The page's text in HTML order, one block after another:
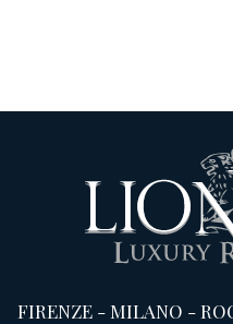
FIRENZE -MILANO -